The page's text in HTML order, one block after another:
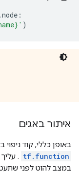
node :
)
איתור באגים
באופן כללי, קוד
tf.function
.
במצב להוט לפני